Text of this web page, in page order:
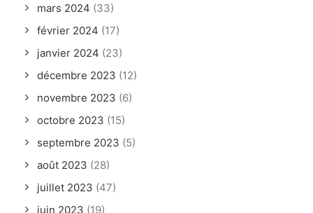
mars 2024 (33)
février 2024 (17)
janvier 2024 (23)
décembre 2023 (12)
novembre 2023 (6)
octobre 2023 (15)
septembre 2023 (5)
août 2023 (28)
juillet 2023 (47)
juin 2023 (19)